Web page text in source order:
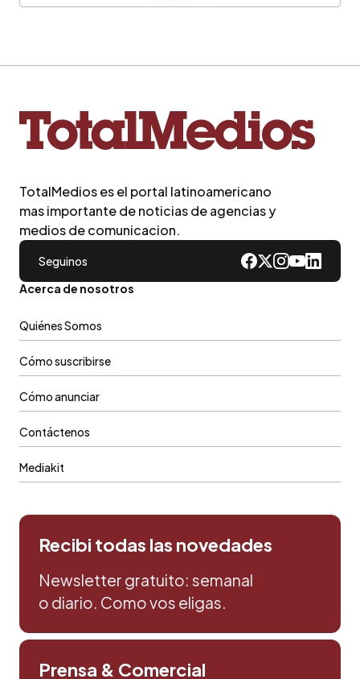
TotalMedios es el portal latinoamericano
mas importante de noticias de agencias y
medios de comunicacion.
Seguinos
Acerca de nosotros
Quiénes Somos
Cómo suscribirse
Cómo anunciar
Contáctenos
Mediakit
Recibi todas las novedades
Newsletter gratuito: semanal
o diario. Como vos eligas.
Prensa & Comercial